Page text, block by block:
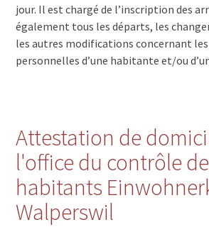
jour. Il est chargé de l’inscription des
également tous les départs, les
les autres modifications concernant les
personnelles d’une habitante et/ou
Attestation de
l'office du contrôle
habitants
Walperswil